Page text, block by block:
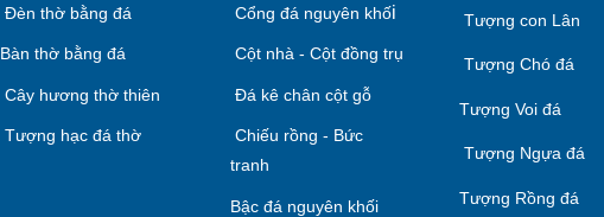
Đèn thờ bằng đá
Bàn thờ bằng đá
Cây hương thờ thiên
Tượng hạc đá thờ
Cổng đá nguyên khối
Cột nhà - Cột đồng trụ
Đá kê chân cột gỗ
Chiếu rồng - Bức
tranh
Bậc đá nguyên khối
Tượng con Lân
Tượng Chó đá
Tượng Voi đá
Tượng Ngựa đá
Tượng Rồng đá